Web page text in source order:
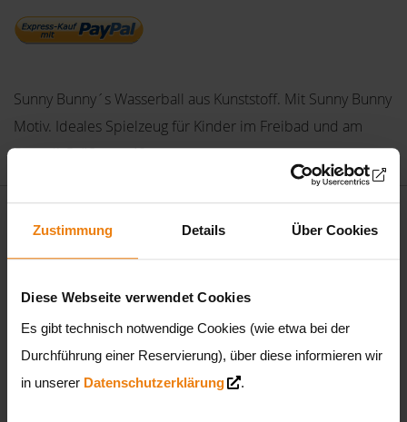
Zustimmung Details Über Cookies
Diese Webseite verwendet Cookies
Es gibt technisch notwendige Cookies (wie etwa bei der
Durchführung einer Reservierung), über diese informieren wir
in unserer Datenschutzerklärung .
Sunny Bunny´s Wasserball aus Kunststoff. Mit Sunny Bunny
Motiv. Ideales Spielzeug für Kinder im Freibad und am
Strand! Größe: ca 40 cm.
Das könnte Ihnen auch gefallen